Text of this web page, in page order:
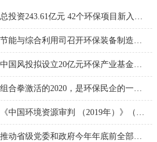
总投资243.61亿元 42个环保项目新入财政部PPP库
节能与综合利用司召开环保装备制造业“十四五”发展思路视频交流会
中国风投拟设立20亿元环保产业基金，获中国环保产业协会支持
组合拳激活的2020，是环保民企的一场“回血之战”
《中国环境资源审判 （2019年）》（白皮书）全文
推动省级党委和政府今年年底前全部完成 “三线一单”确定